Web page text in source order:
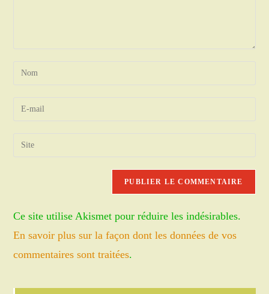
Enter
Enter
address
Saisir
(facultatif)
Ce site utilise Akismet pour réduire les indésirables.
En savoir plus sur la façon dont les données de vos
commentaires sont traitées.